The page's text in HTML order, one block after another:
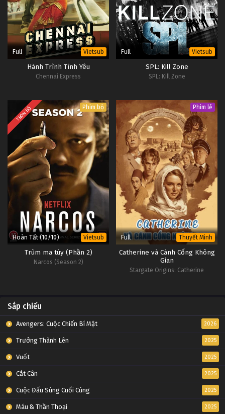
Full Vietsub
Hành Trình Tình Yêu
Chennai Express
Full Vietsub
SPL: Kill Zone
SPL: Kill Zone
TRỌN BỘ Phim bộ
Hoàn Tất (10/10) Vietsub
Trùm ma túy (Phần 2)
Narcos (Season 2)
Phim lẻ
Full Thuyết Minh
Catherine và Cánh Cổng Không
Gian
Stargate Origins: Catherine
Sắp chiếu
Avengers: Cuộc Chiến Bí Mật 2026
Trưởng Thành Lên 2025
Vuốt 2025
Cắt Cân 2025
Cuộc Đấu Súng Cuối Cùng 2025
Máu & Thần Thoại 2025